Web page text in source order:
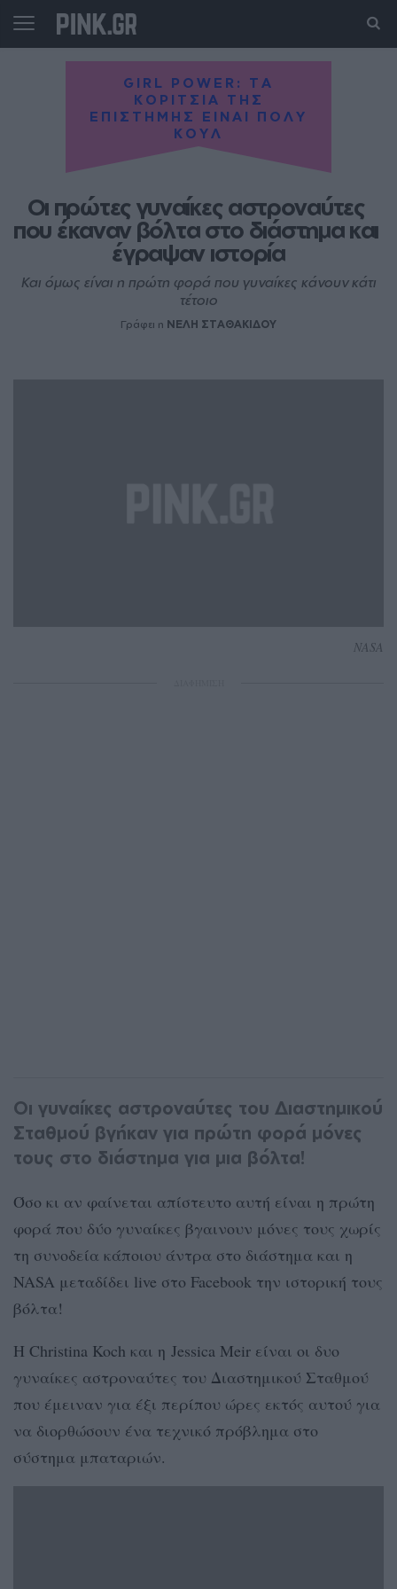
GIRL POWER: ΤΑ
ΚΟΡΙΤΣΙΑ ΤΗΣ
ΕΠΙΣΤΗΜΗΣ ΕΙΝΑΙ ΠΟΛΥ
ΚΟΥΛ
Οι πρώτες γυναίκες αστροναύτες
που έκαναν βόλτα στο διάστημα και
έγραψαν ιστορία
Και όμως είναι η πρώτη φορά που γυναίκες κάνουν κάτι
τέτοιο
Γράφει η ΝΕΛΗ ΣΤΑΘΑΚΙΔΟΥ
NASA
Οι γυναίκες αστροναύτες του Διαστημικού
Σταθμού βγήκαν για πρώτη φορά μόνες
τους στο διάστημα για μια βόλτα!
Όσο κι αν φαίνεται απίστευτο αυτή είναι η πρώτη
φορά που δύο γυναίκες βγαινουν μόνες τους χωρίς
τη συνοδεία κάποιου άντρα στο διάστημα και η
NASA μεταδίδει live στο Facebook την ιστορική τους
βόλτα!
Η Christina Koch και η Jessica Meir είναι οι δυο
γυναίκες αστροναύτες του Διαστημικού Σταθμού
που έμειναν για έξι περίπου ώρες εκτός αυτού για
να διορθώσουν ένα τεχνικό πρόβλημα στο
σύστημα μπαταριών.